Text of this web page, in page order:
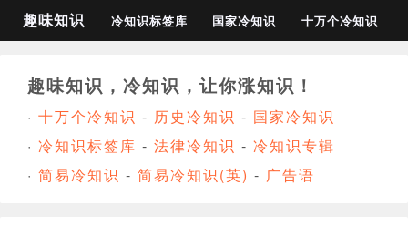
趣味知识 冷知识标签库 国家冷知识 十万个冷知识
趣味知识，冷知识，让你涨知识！
· 十万个冷知识 - 历史冷知识 - 国家冷知识
· 冷知识标签库 - 法律冷知识 - 冷知识专辑
· 简易冷知识 - 简易冷知识(英) - 广告语